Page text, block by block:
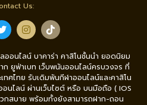
Us:
ออนไลน์ บาคาร่า คาสิโนชั้นนำ ยอดนิยม
ยูฟ่าเบท เว็บพนันออนไลน์ครบวงจร ที่
ทศไทย รับเดิมพันกีฬาออนไลน์และคาสิโน
อนไลน์ ผ่านเว็บไซต์ หรือ บนมือถือ ( IOS
กสบาย พร้อมทั้งยังสามารถฝาก-ถอน